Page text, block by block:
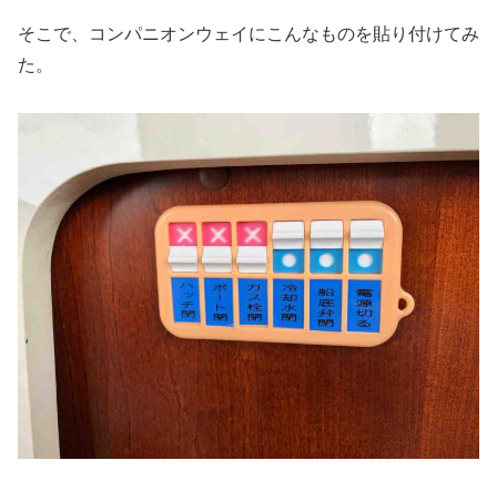
そこで、コンパニオンウェイにこんなものを貼り付けてみ
た。